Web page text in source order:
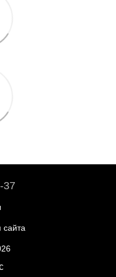
37
сайта